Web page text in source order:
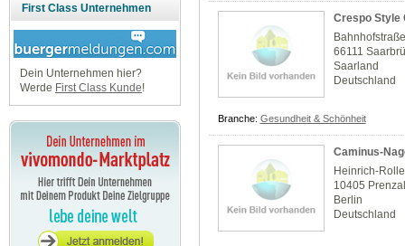
First Class Unternehmen
Dein Unternehmen hier?
Werde First Class Kunde!
Crespo Style
66111
Saarland
Deutschland
Branche: Gesundheit & Schönheit
Caminus-
Heinrich-
10405
Berlin
Deutschland